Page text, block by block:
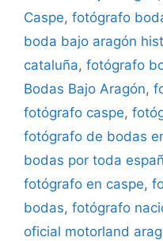
Caspe, fotógrafo
boda bajo aragón
cataluña, fotógrafo
Bodas Bajo Aragón,
fotógrafo caspe,
fotógrafo de bodas
bodas por toda
fotógrafo en caspe,
bodas, fotógrafo
oficial motorland